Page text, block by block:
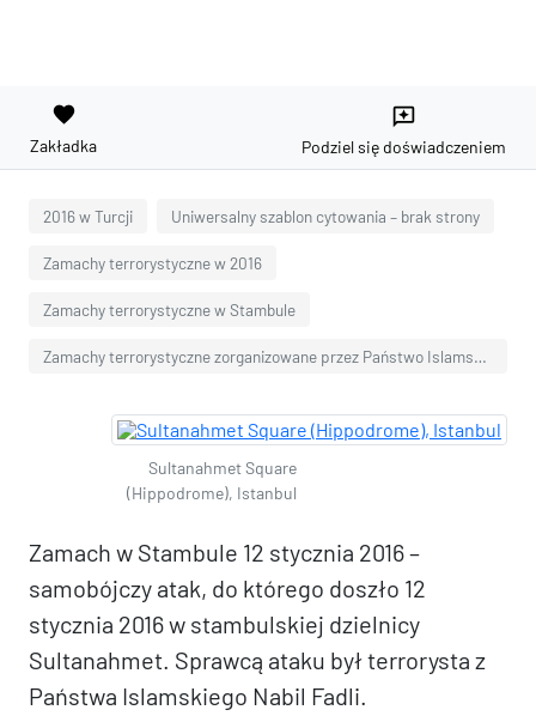
favorite
Zakładka
reviews
Podziel się doświadczeniem
2016 w Turcji Uniwersalny szablon cytowania – brak strony
Zamachy terrorystyczne w 2016
Zamachy terrorystyczne w Stambule
Zamachy terrorystyczne zorganizowane przez Państwo Islamskie
Sultanahmet Square
(Hippodrome), Istanbul
Zamach w Stambule 12 stycznia 2016 –
samobójczy atak, do którego doszło 12
stycznia 2016 w stambulskiej dzielnicy
Sultanahmet. Sprawcą ataku był terrorysta z
Państwa Islamskiego Nabil Fadli.